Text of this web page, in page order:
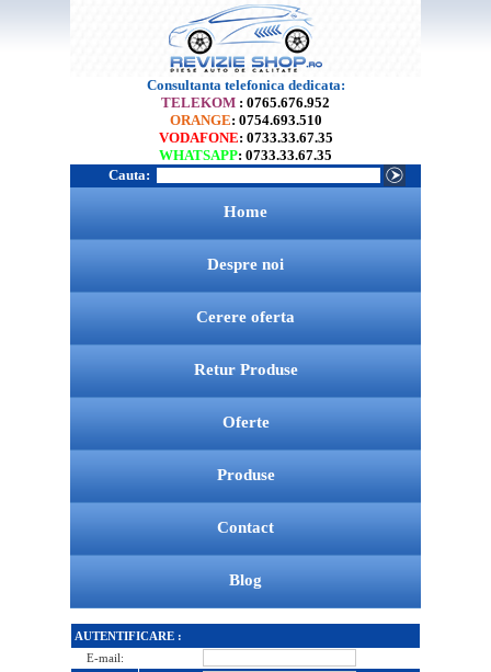
Consultanta telefonica dedicata:
TELEKOM : 0765.676.952
ORANGE: 0754.693.510
VODAFONE: 0733.33.67.35
WHATSAPP: 0733.33.67.35
Cauta:
Home
Despre noi
Cerere oferta
Retur Produse
Oferte
Produse
Contact
Blog
AUTENTIFICARE :
E-mail: